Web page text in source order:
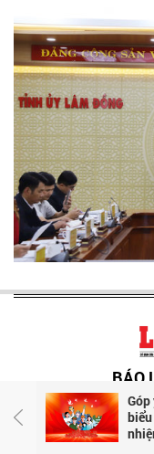
BÁO
Phó Giám đốc